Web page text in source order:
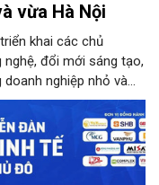
vừa Hà Nội
khai các chủ
đổi mới sáng tạo,
nghiệp nhỏ và
hội lẫn thách thức
2026 là sự kiện
đưa chính sách,
doanh nghiệp.